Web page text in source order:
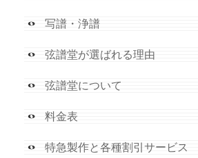
写譜・浄譜
弦譜堂が選ばれる理由
弦譜堂について
料金表
特急製作と各種割引サービス